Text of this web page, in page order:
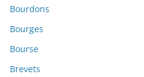
Bourdons
Bourges
Bourse
Brevets